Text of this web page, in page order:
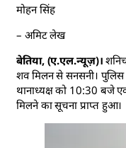
मोहन सिंह
– अमिट लेख
बेतिया, (ए.एल.न्यूज़)।
शव मिलन से सनसनी। पुलिस
थानाध्यक्ष को 10:30 बजे
मिलने का सूचना प्राप्त हुआ।